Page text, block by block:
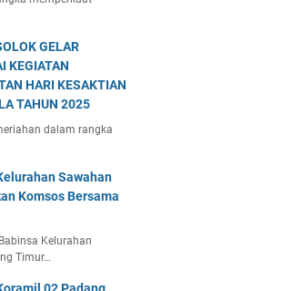
GELAR
KEGIATAN
HARI KESAKTIAN
TAHUN 2025
dalam rangka
Sawahan
Komsos Bersama
Kelurahan
Timur…
02 Padang